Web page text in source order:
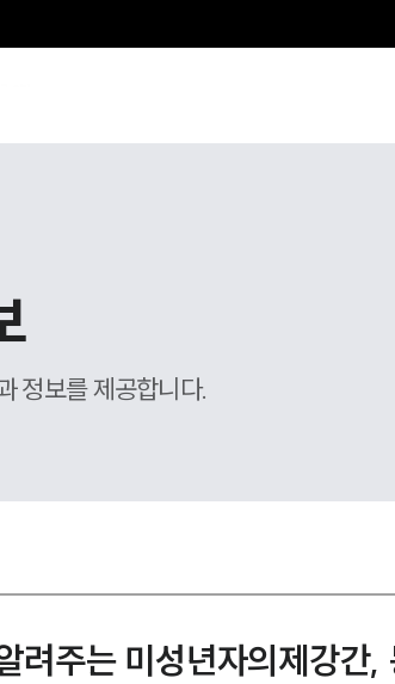
정보를 제공합니다.
려주는 미성년자의제강간